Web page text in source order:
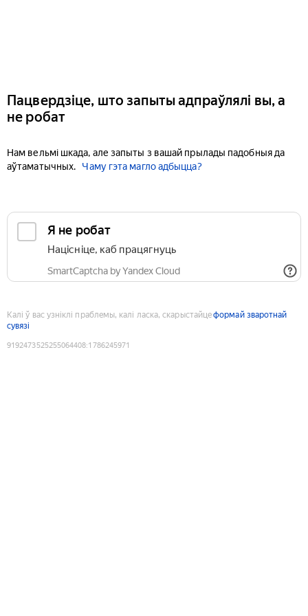
Пацвердзіце, што запыты адпраўлялі вы, а
не робат
Нам вельмі шкада, але запыты з вашай прылады падобныя да
аўтаматычных.
Чаму гэта магло адбыцца?
Я не робат
Націсніце, каб працягнуць
SmartCaptcha by Yandex Cloud
Калі ў вас узніклі праблемы, калі ласка, скарыстайцеформай зваротнай
сувязі
9192473525255064408:1786245971